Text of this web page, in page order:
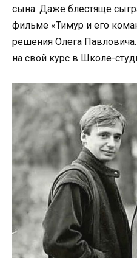
сына. Даже блестяще
фильме «Тимур и его
решения Олега
на свой курс в Школе-